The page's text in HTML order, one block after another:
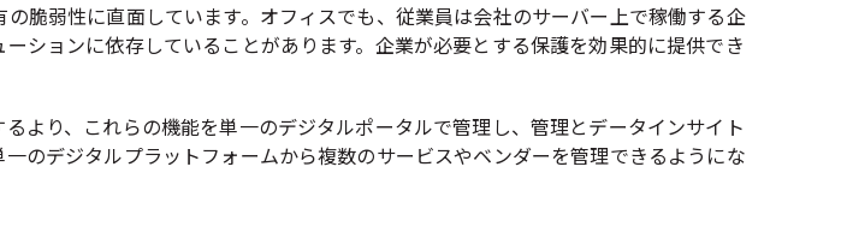
脆弱性に直面しています。オフィスでも、従業員は会社のサーバー上で稼働する企
ションに依存していることがあります。企業が必要とする保護を効果的に提供でき
より、これらの機能を単一のデジタルポータルで管理し、管理とデータインサイト
のデジタルプラットフォームから複数のサービスやベンダーを管理できるようにな